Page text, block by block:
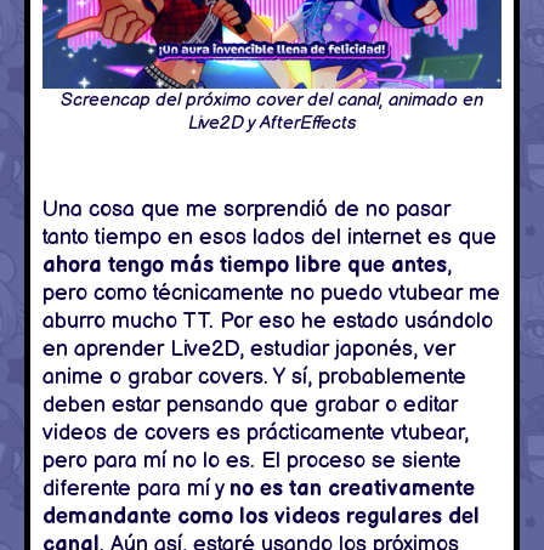
Screencap del próximo cover del canal, animado en
Live2D y AfterEffects
Una cosa que me sorprendió de no pasar
tanto tiempo en esos lados del internet es que
ahora tengo más tiempo libre que antes,
pero como técnicamente no puedo vtubear me
aburro mucho TT. Por eso he estado usándolo
en aprender Live2D, estudiar japonés, ver
anime o grabar covers. Y sí, probablemente
deben estar pensando que grabar o editar
videos de covers es prácticamente vtubear,
pero para mí no lo es. El proceso se siente
diferente para mí y no es tan creativamente
demandante como los videos regulares del
canal. Aún así, estaré usando los próximos